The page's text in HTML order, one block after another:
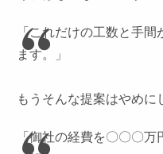
「これだけの工数と手
ます。」
もうそんな提案はやめに
「御社の経費を〇〇〇